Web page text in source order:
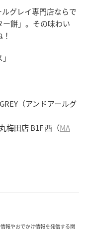
グレイ専門店ならで
餅」。その味わい
（アンドアールグ
梅田店 B1F 西（MA
報やおでかけ情報を発信する関